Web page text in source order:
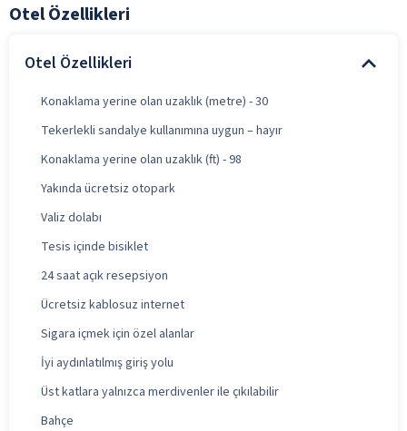
Otel Özellikleri
Otel Özellikleri
Konaklama yerine olan uzaklık (metre) - 30
Tekerlekli sandalye kullanımına uygun – hayır
Konaklama yerine olan uzaklık (ft) - 98
Yakında ücretsiz otopark
Valiz dolabı
Tesis içinde bisiklet
24 saat açık resepsiyon
Ücretsiz kablosuz internet
Sigara içmek için özel alanlar
İyi aydınlatılmış giriş yolu
Üst katlara yalnızca merdivenler ile çıkılabilir
Bahçe